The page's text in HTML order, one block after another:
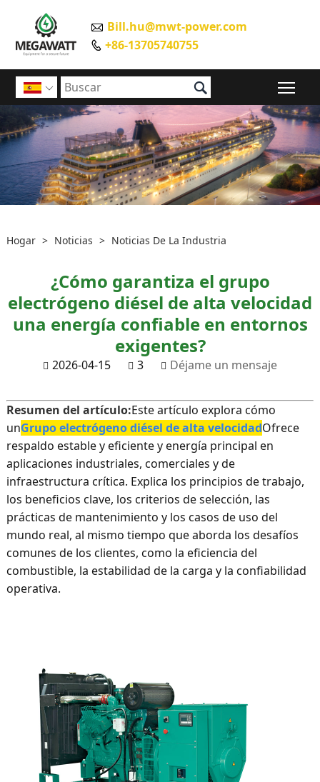
 Bill.hu@mwt-power.com
 +86-13705740755
 
Hogar > Noticias > Noticias De La Industria
¿Cómo garantiza el grupo
electrógeno diésel de alta velocidad
una energía confiable en entornos
exigentes?
2026-04-15 3 Déjame un mensaje
Resumen del artículo:Este artículo explora cómo
unGrupo electrógeno diésel de alta velocidadOfrece
respaldo estable y eficiente y energía principal en
aplicaciones industriales, comerciales y de
infraestructura crítica. Explica los principios de trabajo,
los beneficios clave, los criterios de selección, las
prácticas de mantenimiento y los casos de uso del
mundo real, al mismo tiempo que aborda los desafíos
comunes de los clientes, como la eficiencia del
combustible, la estabilidad de la carga y la confiabilidad
operativa.